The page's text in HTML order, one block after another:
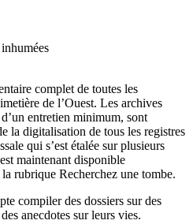
complet de toutes les
de l’Ouest. Les archives
entretien minimum, sont
la digitalisation de tous les registres
qui s’est étalée sur plusieurs
maintenant disponible
la rubrique Recherchez une tombe.
compiler des dossiers sur des
anecdotes sur leurs vies.